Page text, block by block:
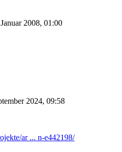
2008, 01:00
2024, 09:58
ar ... n-e442198/